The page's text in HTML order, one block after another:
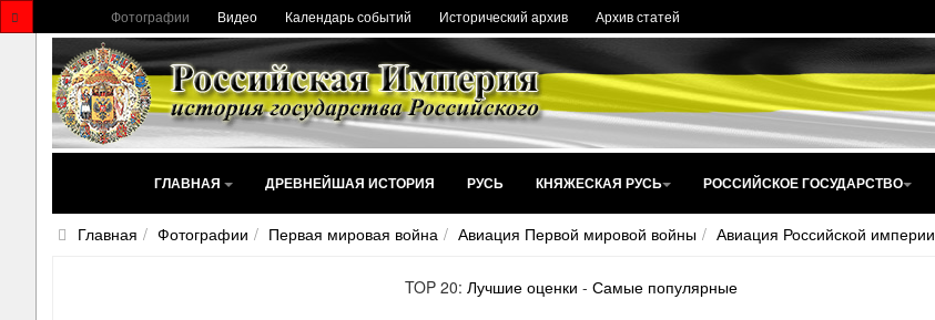
Фотографии Видео Календарь событий Исторический архив Архив статей
ГЛАВНАЯ ДРЕВНЕЙШАЯ ИСТОРИЯ РУСЬ КНЯЖЕСКАЯ РУСЬ РОССИЙСКОЕ ГОСУДАРСТВО
Главная Фотографии Первая мировая война Авиация Первой мировой войны Авиация Российской империи
TOP 20:Лучшие оценки -Самые популярные